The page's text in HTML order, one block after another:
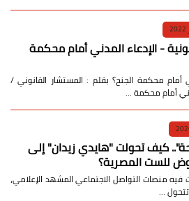
- الإدعاء المدني أمام محكمة
أمام محكمة الجنح؟ بقلم : المستشار القانوني /
أمام محكمة …
كيف تحولت "هايدي زيدان" إلى
للست المصرية؟
منصات التواصل الاجتماعي المشهد الإعلامي،
…